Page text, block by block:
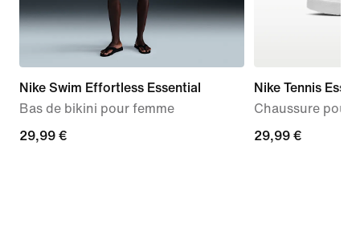
Nike Swim Effortless Essential
Bas de bikini pour femme
29,99 €
29,99 €
Nike Tennis
Chaussure pour
29,99 €
29,99 €